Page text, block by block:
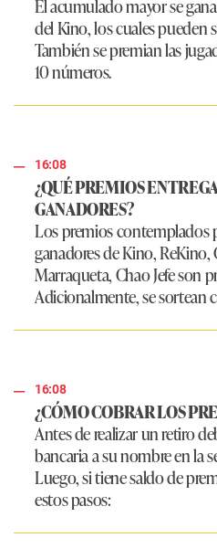
El acumulado mayor se
del Kino, los cuales pueden
También se premian las
10 números.
16:08
¿QUÉ PREMIOS
GANADORES?
Los premios contemplados
ganadores de Kino,
Marraqueta, Chao Jefe son
Adicionalmente, se sortean
16:08
¿CÓMO COBRAR LOS
Antes de realizar un retiro
bancaria a su nombre en la
Luego, si tiene saldo de
estos pasos: